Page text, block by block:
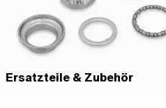
Ersatzteile & Zubehör